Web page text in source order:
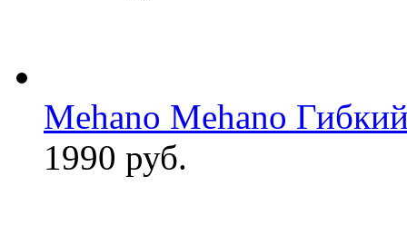
Mehano Mehano
1990 руб.